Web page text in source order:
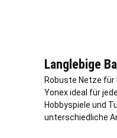
Langlebige
Robuste Netze für
Yonex ideal für
Hobbyspiele und
unterschiedliche